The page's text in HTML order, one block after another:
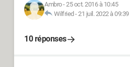
Ambro-25 oct. 2016 à 10:45
Wilfried -21 juil. 2022 à 09:39
10 réponses